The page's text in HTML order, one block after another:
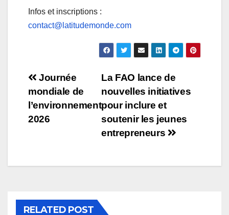
Infos et inscriptions :
contact@latitudemonde.com
La FAO lance de
nouvelles initiatives
pour inclure et
soutenir les jeunes
entrepreneurs
Journée
mondiale de
l’environnement
2026
RELATED POST